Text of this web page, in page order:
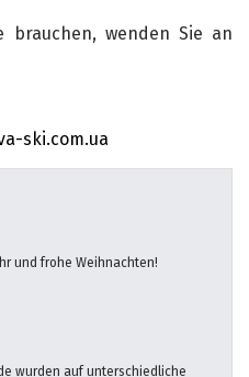
brauchen, wenden Sie an
ski.com.ua
und frohe Weihnachten!
wurden auf unterschiedliche